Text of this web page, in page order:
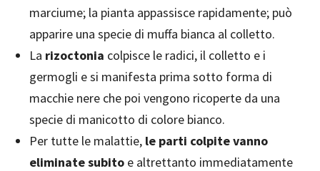
marciume; la pianta appassisce rapidamente; può
apparire una specie di muffa bianca al colletto.
La rizoctonia colpisce le radici, il colletto e i
germogli e si manifesta prima sotto forma di
macchie nere che poi vengono ricoperte da una
specie di manicotto di colore bianco.
Per tutte le malattie, le parti colpite vanno
eliminate subito e altrettanto immediatamente